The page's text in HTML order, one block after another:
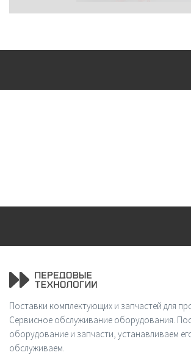
Поставки комплектующих и запчастей для
Сервисное обслуживание оборудования.
оборудование и запчасти, устанавливаем
обслуживаем.